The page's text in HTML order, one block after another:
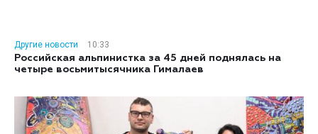
Другие новости
10:33
Российская альпинистка за 45 дней поднялась на
четыре восьмитысячника Гималаев